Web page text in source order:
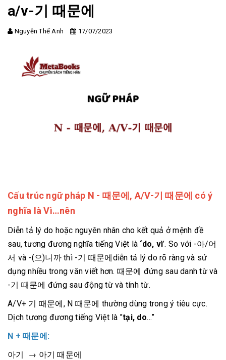
a/v-기 때문에
Nguyễn Thế Anh 17/07/2023
Cấu trúc ngữ pháp N - 때문에, A/V-기 때문에 có ý
nghĩa là Vì…nên
Diễn tả lý do hoặc nguyên nhân cho kết quả ở mệnh đề
sau, tương đương nghĩa tiếng Việt là ‘do, vì’. So với -아/어
서 và -(으)니까 thì -기 때문에diễn tả lý do rõ ràng và sử
dụng nhiều trong văn viết hơn. 때문에 đứng sau danh từ và
-기 때문에 đứng sau động từ và tính từ.
A/V+ 기 때문에, N 때문에 thường dùng trong ý tiêu cực.
Dịch tương đương tiếng Việt là "tại, do…”
N + 때문에:
아기 → 아기 때문에